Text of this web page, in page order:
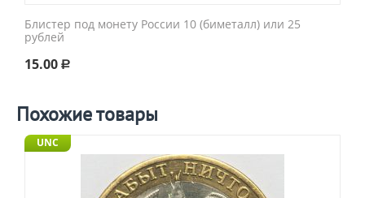
Блистер под монету России 10 (биметалл) или 25
рублей
15.00 Р
Похожие товары
UNC